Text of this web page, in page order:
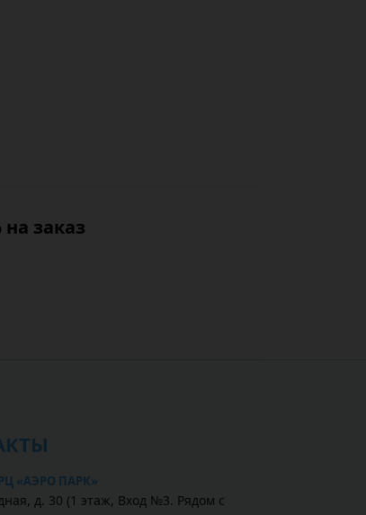
заказ
«АЭРО ПАРК»
д. 30 (1 этаж, Вход №3. Рядом с